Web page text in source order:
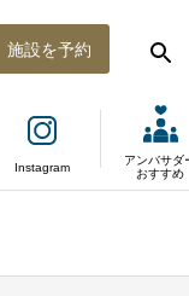
施設を予約
Instagram
アンバサダ
おすすめ